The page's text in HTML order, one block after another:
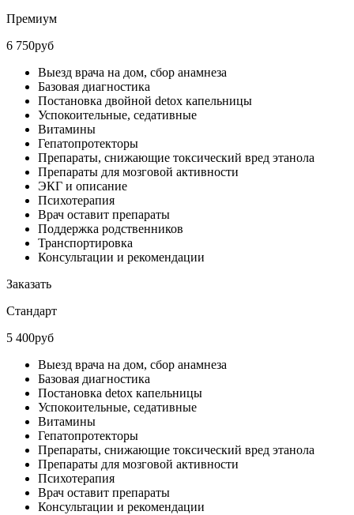
Премиум
6 750руб
Выезд врача на дом, сбор анамнеза
Базовая диагностика
Постановка двойной detox капельницы
Успокоительные, седативные
Витамины
Гепатопротекторы
Препараты, снижающие токсический вред этанола
Препараты для мозговой активности
ЭКГ и описание
Психотерапия
Врач оставит препараты
Поддержка родственников
Транспортировка
Консультации и рекомендации
Заказать
Стандарт
5 400руб
Выезд врача на дом, сбор анамнеза
Базовая диагностика
Постановка detox капельницы
Успокоительные, седативные
Витамины
Гепатопротекторы
Препараты, снижающие токсический вред этанола
Препараты для мозговой активности
Психотерапия
Врач оставит препараты
Консультации и рекомендации